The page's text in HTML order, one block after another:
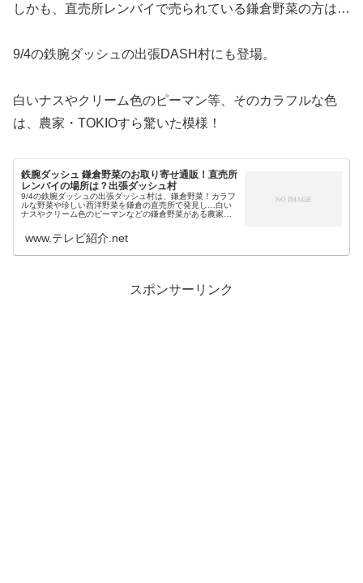
しかも、直売所レンバイで売られている鎌倉野菜の方は…
9/4の鉄腕ダッシュの出張DASH村にも登場。
白いナスやクリーム色のピーマン等、そのカラフルな色
は、農家・TOKIOすら驚いた模様！
鉄腕ダッシュ 鎌倉野菜のお取り寄せ通販！直売所
レンバイの場所は？出張ダッシュ村
9/4の鉄腕ダッシュの出張ダッシュ村は、鎌倉野菜！カラフ
ルな野菜や珍しい西洋野菜を鎌倉の直売所で発見し…白い
ナスやクリーム色のピーマンなどの鎌倉野菜がある農家へ
12日放送・宮城の巨大パプ...
www.テレビ紹介.net
スポンサーリンク